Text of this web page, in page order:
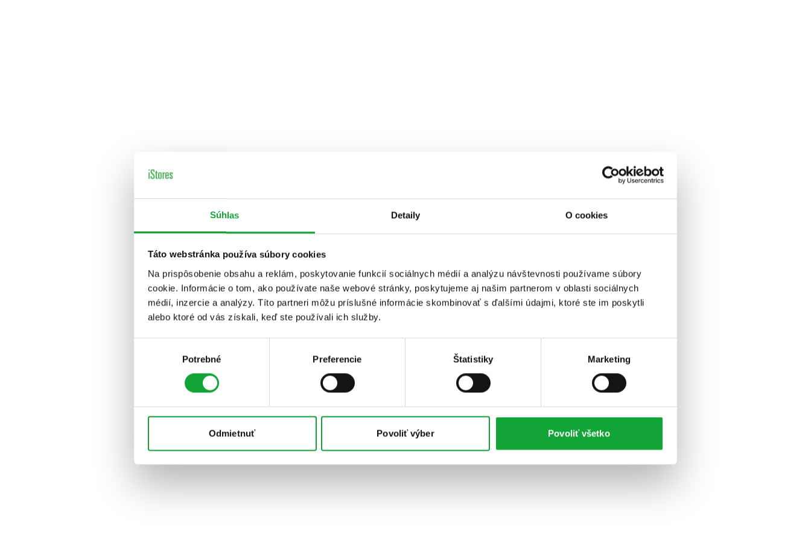
Súhlas Detaily O cookies
Táto webstránka používa súbory cookies
Na prispôsobenie obsahu a reklám, poskytovanie funkcií sociálnych médií a analýzu návštevnosti používame súbory
cookie. Informácie o tom, ako používate naše webové stránky, poskytujeme aj našim partnerom v oblasti sociálnych
médií, inzercie a analýzy. Títo partneri môžu príslušné informácie skombinovať s ďalšími údajmi, ktoré ste im poskytli
alebo ktoré od vás získali, keď ste používali ich služby.
Potrebné Preferencie Štatistiky Marketing
Odmietnuť Povoliť výber Povoliť všetko